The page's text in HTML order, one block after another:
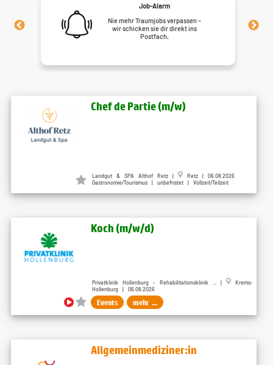
Job-Alarm
Nie mehr Traumjobs verpassen –
wir schicken sie dir direkt ins
Postfach.
Chef de Partie (m/w)
Landgut & SPA Althof Retz |
Retz | 06.08.2026
Gastronomie/Tourismus | unbefristet | Vollzeit/Teilzeit
Koch (m/w/d)
Privatklinik Hollenburg - Rehabilitationsklinik ... |
Krems-
Hollenburg | 06.08.2026
Events mehr ...
Allgemeinmediziner:in